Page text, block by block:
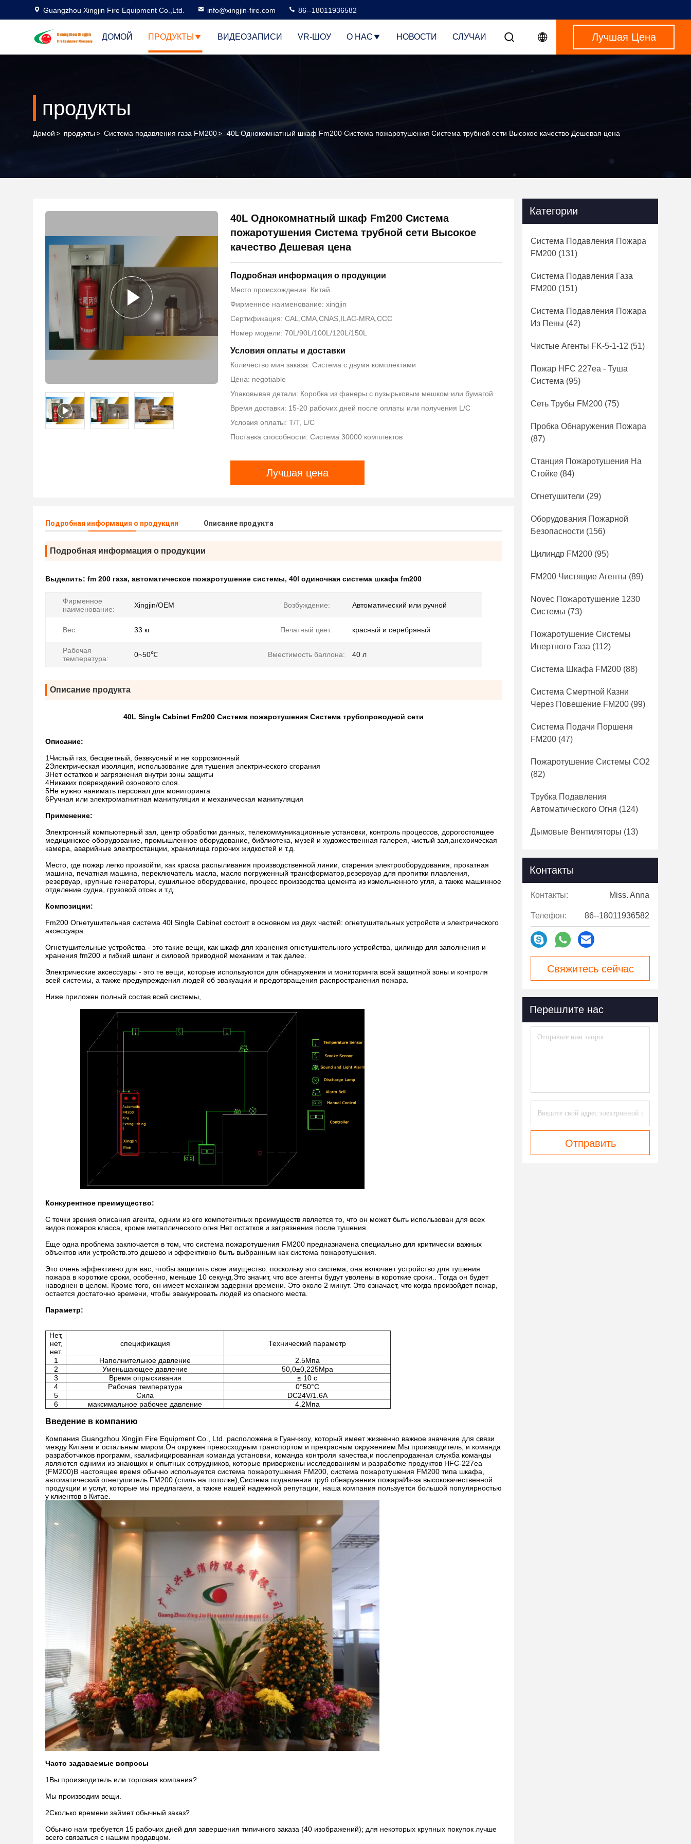
Guangzhou Xingjin Fire Equipment Co.,Ltd. info@xingjin-fire.com 86--18011936582
ДОМОЙ ПРОДУКТЫ ВИДЕОЗАПИСИ VR-ШОУ О НАС НОВОСТИ СЛУЧАИ Лучшая Цена
продукты
Домой> продукты> Система подавления газа FM200> 40L Однокомнатный шкаф Fm200 Система пожаротушения Система трубной сети Высокое качество Дешевая цена
40L Однокомнатный шкаф Fm200 Система
пожаротушения Система трубной сети Высокое
качество Дешевая цена
Подробная информация о продукции
Место происхождения: Китай
Фирменное наименование: xingjin
Сертификация: CAL,CMA,CNAS,ILAC-MRA,CCC
Номер модели: 70L/90L/100L/120L/150L
Условия оплаты и доставки
Количество мин заказа: Система с двумя комплектами
Цена: negotiable
Упаковывая детали: Коробка из фанеры с пузырьковым мешком или бумагой
Время доставки: 15-20 рабочих дней после оплаты или получения L/C
Условия оплаты: T/T, L/C
Поставка способности: Система 30000 комплектов
Лучшая цена
Подробная информация о продукции Описание продукта
Подробная информация о продукции
Выделить: fm 200 газа, автоматическое пожаротушение системы, 40l одиночная система шкафа fm200
Фирменное
наименование:
Xingjin/OEM Возбуждение: Автоматический или ручной
Вес: 33 кг Печатный цвет: красный и серебряный
Рабочая
температура:
0~50℃ Вместимость баллона: 40 л
Описание продукта
40L Single Cabinet Fm200 Система пожаротушения Система трубопроводной сети
Описание:
1Чистый газ, бесцветный, безвкусный и не коррозионный
2Электрическая изоляция, использование для тушения электрического сгорания
3Нет остатков и загрязнения внутри зоны защиты
4Никаких повреждений озонового слоя.
5Не нужно нанимать персонал для мониторинга
6Ручная или электромагнитная манипуляция и механическая манипуляция
Применение:
Электронный компьютерный зал, центр обработки данных, телекоммуникационные установки, контроль процессов, дорогостоящее
медицинское оборудование, промышленное оборудование, библиотека, музей и художественная галерея, чистый зал,анехоическая
камера, аварийные электростанции, хранилища горючих жидкостей и т.д.
Место, где пожар легко произойти, как краска распыливания производственной линии, старения электрооборудования, прокатная
машина, печатная машина, переключатель масла, масло погруженный трансформатор,резервуар для пропитки плавления,
резервуар, крупные генераторы, сушильное оборудование, процесс производства цемента из измельченного угля, а также машинное
отделение судна, грузовой отсек и т.д.
Композиции:
Fm200 Огнетушительная система 40l Single Cabinet состоит в основном из двух частей: огнетушительных устройств и электрического
аксессуара.
Огнетушительные устройства - это такие вещи, как шкаф для хранения огнетушительного устройства, цилиндр для заполнения и
хранения fm200 и гибкий шланг и силовой приводной механизм и так далее.
Электрические аксессуары - это те вещи, которые используются для обнаружения и мониторинга всей защитной зоны и контроля
всей системы, а также предупреждения людей об эвакуации и предотвращения распространения пожара.
Ниже приложен полный состав всей системы,
Конкурентное преимущество:
С точки зрения описания агента, одним из его компетентных преимуществ является то, что он может быть использован для всех
видов пожаров класса, кроме металлического огня.Нет остатков и загрязнения после тушения.
Еще одна проблема заключается в том, что система пожаротушения FM200 предназначена специально для критически важных
объектов или устройств.это дешево и эффективно быть выбранным как система пожаротушения.
Это очень эффективно для вас, чтобы защитить свое имущество. поскольку это система, она включает устройство для тушения
пожара в короткие сроки, особенно, меньше 10 секунд.Это значит, что все агенты будут уволены в короткие сроки.. Тогда он будет
наводнен в целом. Кроме того, он имеет механизм задержки времени. Это около 2 минут. Это означает, что когда произойдет пожар,
остается достаточно времени, чтобы эвакуировать людей из опасного места.
Параметр:
Нет,
нет,
нет.
спецификация Технический параметр
1 Наполнительное давление
2.5Мпа
2
Уменьшающее давление
50,0±0,225Mpa
3
Время опрыскивания
≤ 10 с
4
Рабочая температура
0°50°C
5
Сила
DC24V/1.6A
6
максимальное рабочее давление 4.2Мпа
Введение в компанию
Компания Guangzhou Xingjin Fire Equipment Co., Ltd. расположена в Гуанчжоу, который имеет жизненно важное значение для связи
между Китаем и остальным миром.Он окружен превосходным транспортом и прекрасным окружением.Мы производитель, и команда
разработчиков программ, квалифицированная команда установки, команда контроля качества,и послепродажная служба команды
являются одними из знающих и опытных сотрудников, которые привержены исследованиям и разработке продуктов HFC-227ea
(FM200)В настоящее время обычно используется система пожаротушения FM200, система пожаротушения FM200 типа шкафа,
автоматический огнетушитель FM200 (стиль на потолке),Система подавления труб обнаружения пожараИз-за высококачественной
продукции и услуг, которые мы предлагаем, а также нашей надежной репутации, наша компания пользуется большой популярностью
у клиентов в Китае.
Часто задаваемые вопросы
1Вы производитель или торговая компания?
Мы производим вещи.
2Сколько времени займет обычный заказ?
Обычно нам требуется 15 рабочих дней для завершения типичного заказа (40 изображений); для некоторых крупных покупок лучше
всего связаться с нашим продавцом.
Категории
Система Подавления Пожара
FM200 (131)
Система Подавления Газа
FM200 (151)
Система Подавления Пожара
Из Пены (42)
Чистые Агенты FK-5-1-12 (51)
Пожар HFC 227ea - Туша
Система (95)
Сеть Трубы FM200 (75)
Пробка Обнаружения Пожара
(87)
Станция Пожаротушения На
Стойке (84)
Огнетушители (29)
Оборудования Пожарной
Безопасности (156)
Цилиндр FM200 (95)
FM200 Чистящие Агенты (89)
Novec Пожаротушение 1230
Системы (73)
Пожаротушение Системы
Инертного Газа (112)
Система Шкафа FM200 (88)
Система Смертной Казни
Через Повешение FM200 (99)
Система Подачи Поршеня
FM200 (47)
Пожаротушение Системы СО2
(82)
Трубка Подавления
Автоматического Огня (124)
Дымовые Вентиляторы (13)
Контакты
Контакты: Miss. Anna
Телефон: 86--18011936582
Свяжитесь сейчас
Перешлите нас
Отправить